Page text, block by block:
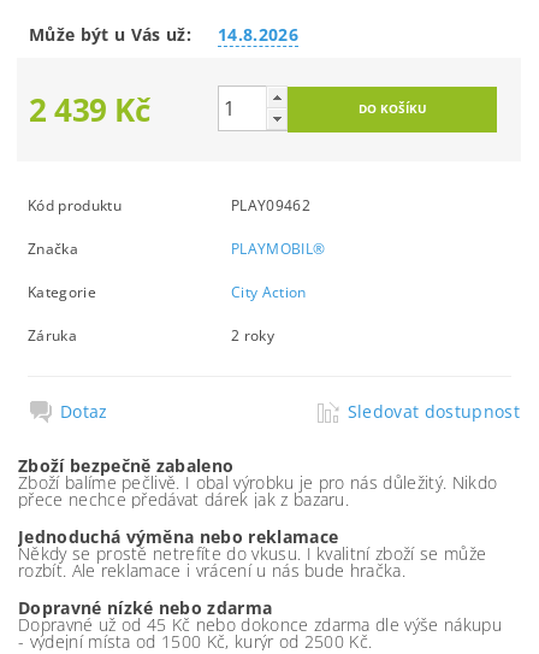
Může být u Vás už: 14.8.2026
2 439 Kč
Kód produktu PLAY09462
Značka PLAYMOBIL®
Kategorie City Action
Záruka 2 roky
Dotaz Sledovat dostupnost
Zboží bezpečně zabaleno
Zboží balíme pečlivě. I obal výrobku je pro nás důležitý. Nikdo
přece nechce předávat dárek jak z bazaru.
Jednoduchá výměna nebo reklamace
Někdy se prostě netrefíte do vkusu. I kvalitní zboží se může
rozbít. Ale reklamace i vrácení u nás bude hračka.
Dopravné nízké nebo zdarma
Dopravné už od 45 Kč nebo dokonce zdarma dle výše nákupu
- výdejní místa od 1500 Kč, kurýr od 2500 Kč.